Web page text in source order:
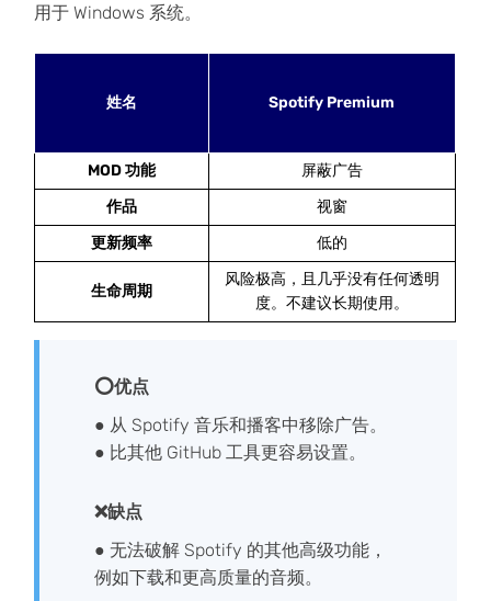
用于 Windows 系统。
姓名 Spotify Premium
MOD 功能
屏蔽广告
作品
视窗
更新频率
低的
生命周期
风险极高，且几乎没有任何透明
度。不建议长期使用。
⭕优点
● 从 Spotify 音乐和播客中移除广告。
● 比其他 GitHub 工具更容易设置。
❌缺点
● 无法破解 Spotify 的其他高级功能，
例如下载和更高质量的音频。